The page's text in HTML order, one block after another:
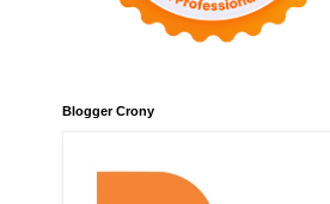
Blogger Crony